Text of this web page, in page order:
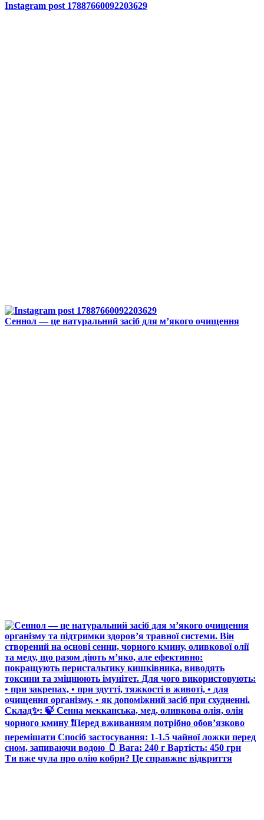
Instagram post 17887660092203629
Сеннол — це натуральний засіб для м’якого очищення
Ти вже чула про олію кобри? Це справжнє відкриття